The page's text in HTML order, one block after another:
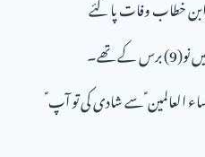
تھے۔
العالمین ؑ سے شادی کی تو آپ